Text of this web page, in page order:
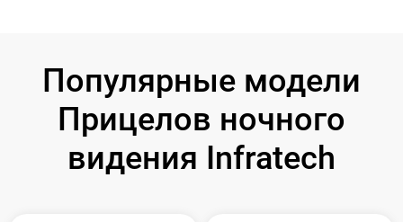
Популярные модели
Прицелов ночного
видения Infratech